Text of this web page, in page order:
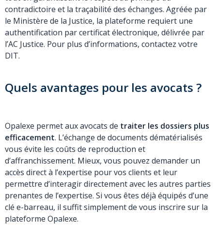
contradictoire et la traçabilité des échanges. Agréée par
le Ministère de la Justice, la plateforme requiert une
authentification par certificat électronique, délivrée par
l’AC Justice. Pour plus d’informations, contactez votre
DIT.
Quels avantages pour les avocats ?
Opalexe permet aux avocats de traiter les dossiers plus
efficacement. L’échange de documents dématérialisés
vous évite les coûts de reproduction et
d’affranchissement. Mieux, vous pouvez demander un
accès direct à l’expertise pour vos clients et leur
permettre d’interagir directement avec les autres parties
prenantes de l’expertise. Si vous êtes déjà équipés d’une
clé e-barreau, il suffit simplement de vous inscrire sur la
plateforme Opalexe.